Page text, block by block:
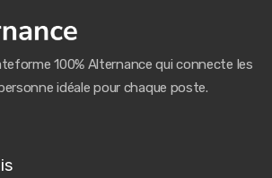
100% Alternance qui connecte les
idéale pour chaque poste.